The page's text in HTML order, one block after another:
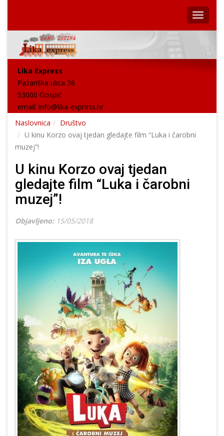
Lika Express
Pazariška ulica 36
53000 Gospić
email: info@lika-express.hr
Naslovnica
Društvo
U kinu Korzo ovaj tjedan gledajte film “Luka i čarobni
muzej”!
U kinu Korzo ovaj tjedan
gledajte film “Luka i čarobni
muzej”!
Objavljeno: 15/05/2018